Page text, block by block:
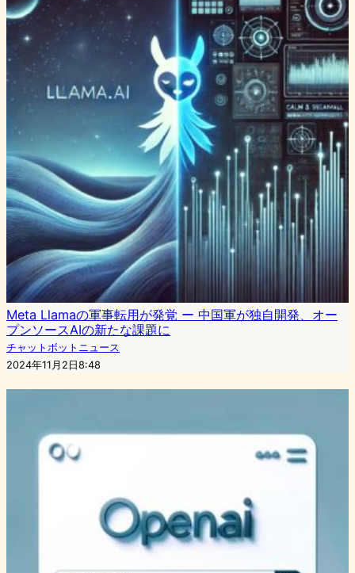
Meta Llamaの軍事転用が発覚 ー 中国軍が独自開発、オー
プンソースAIの新たな課題に
チャットボットニュース
2024年11月2日8:48